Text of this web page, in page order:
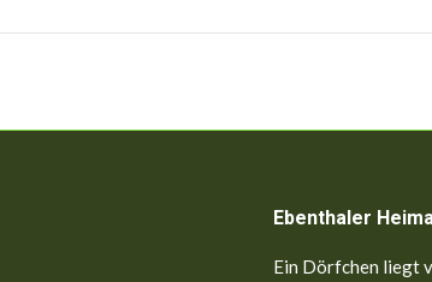
Ebenthaler
Ein Dörfchen liegt